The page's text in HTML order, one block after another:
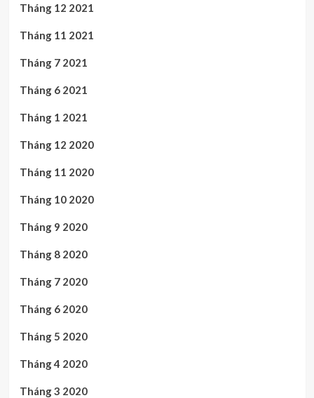
Tháng 12 2021
Tháng 11 2021
Tháng 7 2021
Tháng 6 2021
Tháng 1 2021
Tháng 12 2020
Tháng 11 2020
Tháng 10 2020
Tháng 9 2020
Tháng 8 2020
Tháng 7 2020
Tháng 6 2020
Tháng 5 2020
Tháng 4 2020
Tháng 3 2020